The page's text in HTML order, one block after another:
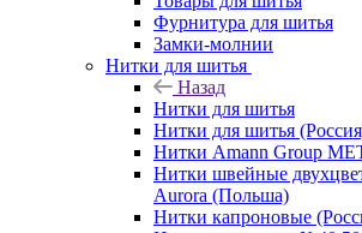
Фурнитура для шитья
Замки-молнии
Нитки для шитья
Назад
Нитки для шитья
Нитки для шитья
Нитки Amann Group
Нитки швейные
Aurora (Польша)
Нитки капроновые